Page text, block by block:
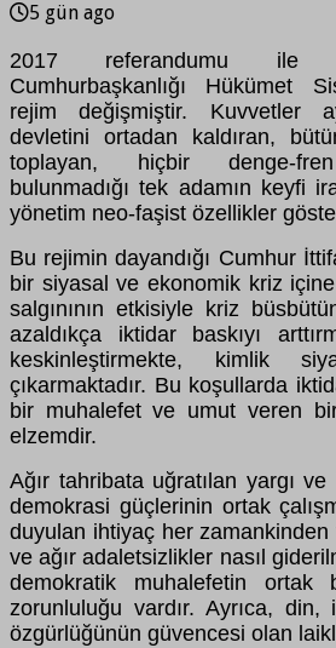
5 gün ago
2017 referandumu ile
Cumhurbaşkanlığı Hükümet
rejim değişmiştir. Kuvvetler
devletini ortadan kaldıran,
toplayan, hiçbir denge-fren
bulunmadığı tek adamın keyfi
yönetim neo-faşist özellikler
Bu rejimin dayandığı Cumhur
bir siyasal ve ekonomik kriz
salgınının etkisiyle kriz
azaldıkça iktidar baskıyı
keskinleştirmekte, kimlik
çıkarmaktadır. Bu koşullarda
bir muhalefet ve umut veren
elzemdir.
Ağır tahribata uğratılan yargı
demokrasi güçlerinin ortak
duyulan ihtiyaç her zamankinden
ve ağır adaletsizlikler nasıl
demokratik muhalefetin ortak
zorunluluğu vardır. Ayrıca,
özgürlüğünün güvencesi olan